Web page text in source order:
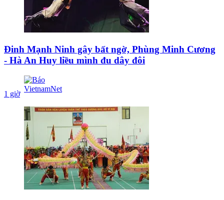
Đinh Mạnh Ninh gây bất ngờ, Phùng Minh Cương
- Hà An Huy liều mình đu dây đôi
1 giờ